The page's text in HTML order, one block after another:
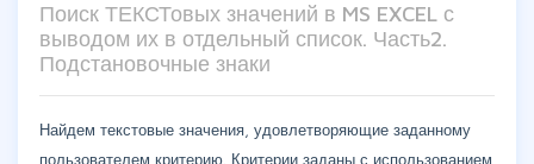
Поиск ТЕКСТовых значений в MS EXCEL с
выводом их в отдельный список. Часть2.
Подстановочные знаки
Найдем текстовые значения, удовлетворяющие заданному
пользователем критерию. Критерии заданы с использованием